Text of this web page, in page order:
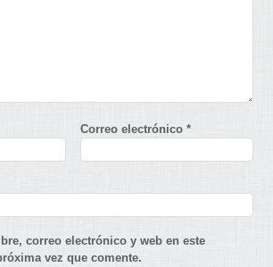
Correo electrónico*
correo electrónico y web en este
vez que comente.